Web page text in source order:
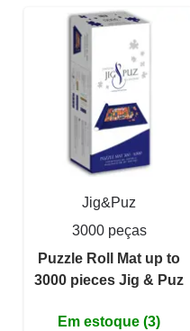
Jig&Puz
3000 peças
Puzzle Roll Mat up to
3000 pieces Jig & Puz
Em estoque (3)